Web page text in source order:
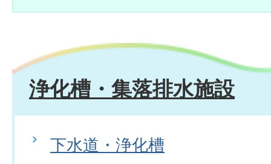
浄化槽・集落排水施設
下水道・浄化槽